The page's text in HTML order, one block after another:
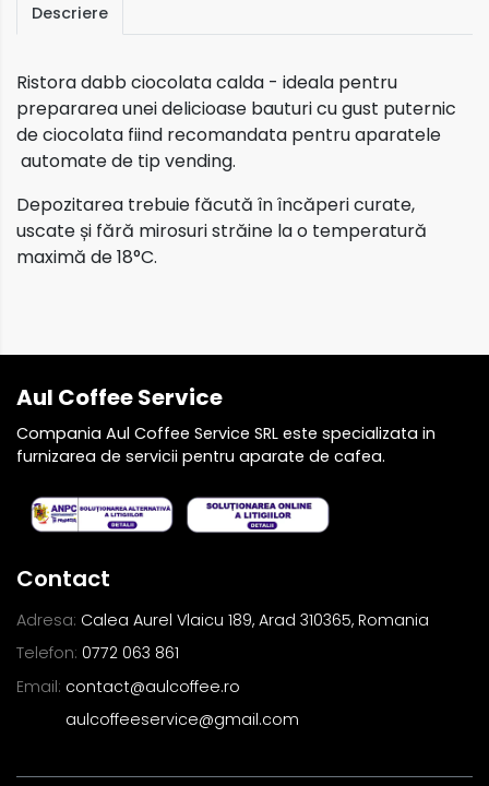
Descriere
Ristora dabb ciocolata calda - ideala pentru
prepararea unei delicioase bauturi cu gust puternic
de ciocolata fiind recomandata pentru aparatele
automate de tip vending.
Depozitarea trebuie făcută în încăperi curate,
uscate și fără mirosuri străine la o temperatură
maximă de 18°C.
Aul Coffee Service
Compania Aul Coffee Service SRL este specializata in
furnizarea de servicii pentru aparate de cafea.
Contact
Adresa: Calea Aurel Vlaicu 189, Arad 310365, Romania
Telefon: 0772 063 861
Email: contact@aulcoffee.ro
aulcoffeeservice@gmail.com